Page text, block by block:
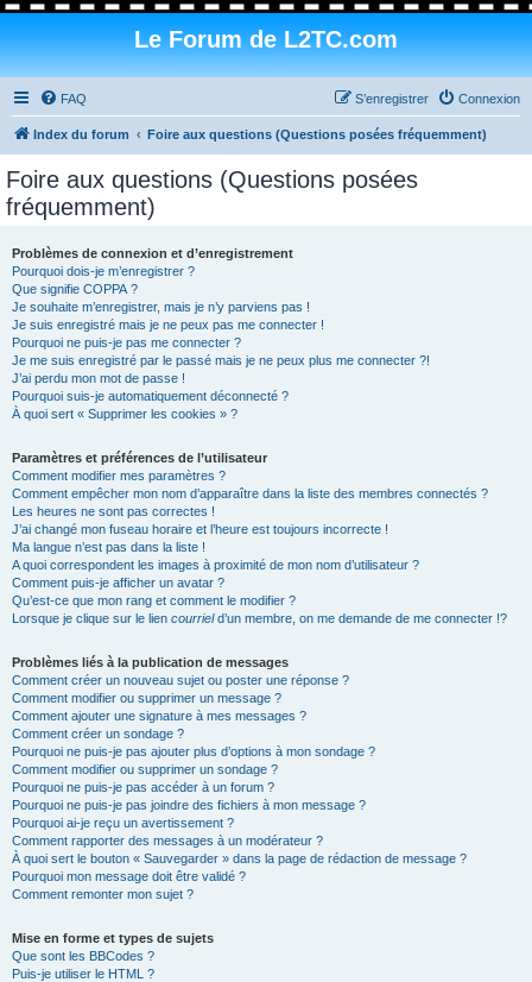
Le Forum de L2TC.com
FAQ Connexion
S’enregistrer
Index du forum Foire aux questions (Questions posées fréquemment)
Foire aux questions (Questions posées
fréquemment)
Problèmes de connexion et d’enregistrement
Pourquoi dois-je m’enregistrer ?
Que signifie COPPA ?
Je souhaite m’enregistrer, mais je n’y parviens pas !
Je suis enregistré mais je ne peux pas me connecter !
Pourquoi ne puis-je pas me connecter ?
Je me suis enregistré par le passé mais je ne peux plus me connecter ?!
J’ai perdu mon mot de passe !
Pourquoi suis-je automatiquement déconnecté ?
À quoi sert « Supprimer les cookies » ?
Paramètres et préférences de l’utilisateur
Comment modifier mes paramètres ?
Comment empêcher mon nom d’apparaître dans la liste des membres connectés ?
Les heures ne sont pas correctes !
J’ai changé mon fuseau horaire et l’heure est toujours incorrecte !
Ma langue n’est pas dans la liste !
A quoi correspondent les images à proximité de mon nom d’utilisateur ?
Comment puis-je afficher un avatar ?
Qu’est-ce que mon rang et comment le modifier ?
Lorsque je clique sur le lien courrield’un membre, on me demande de me connecter !?
Problèmes liés à la publication de messages
Comment créer un nouveau sujet ou poster une réponse ?
Comment modifier ou supprimer un message ?
Comment ajouter une signature à mes messages ?
Comment créer un sondage ?
Pourquoi ne puis-je pas ajouter plus d’options à mon sondage ?
Comment modifier ou supprimer un sondage ?
Pourquoi ne puis-je pas accéder à un forum ?
Pourquoi ne puis-je pas joindre des fichiers à mon message ?
Pourquoi ai-je reçu un avertissement ?
Comment rapporter des messages à un modérateur ?
À quoi sert le bouton « Sauvegarder » dans la page de rédaction de message ?
Pourquoi mon message doit être validé ?
Comment remonter mon sujet ?
Mise en forme et types de sujets
Que sont les BBCodes ?
Puis-je utiliser le HTML ?